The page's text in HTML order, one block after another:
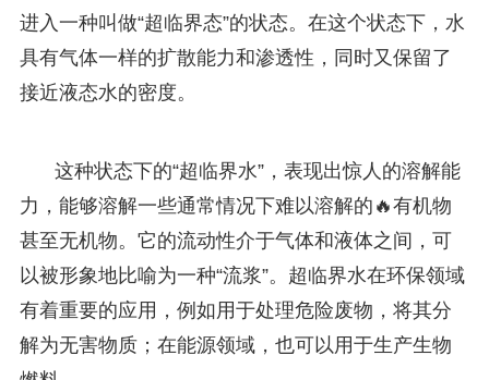
进入一种叫做“超临界态”的状态。在这个状态下，水
具有气体一样的扩散能力和渗透性，同时又保留了
接近液态水的密度。
这种状态下的“超临界水”，表现出惊人的溶解能
力，能够溶解一些通常情况下难以溶解的🔥有机物
甚至无机物。它的流动性介于气体和液体之间，可
以被形象地比喻为一种“流浆”。超临界水在环保领域
有着重要的应用，例如用于处理危险废物，将其分
解为无害物质；在能源领域，也可以用于生产生物